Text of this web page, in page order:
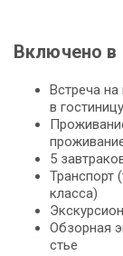
Включено в
Встреча на
в гостиницу
5
Транспорт
класса)
Об­зор­ная
стье